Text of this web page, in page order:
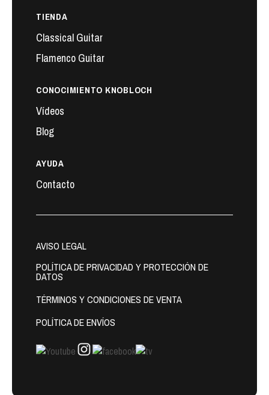
TIENDA
Classical Guitar
Flamenco Guitar
CONOCIMIENTO KNOBLOCH
Vídeos
Blog
AYUDA
Contacto
AVISO LEGAL
POLÍTICA DE PRIVACIDAD Y PROTECCIÓN DE
DATOS
TÉRMINOS Y CONDICIONES DE VENTA
POLÍTICA DE ENVÍOS